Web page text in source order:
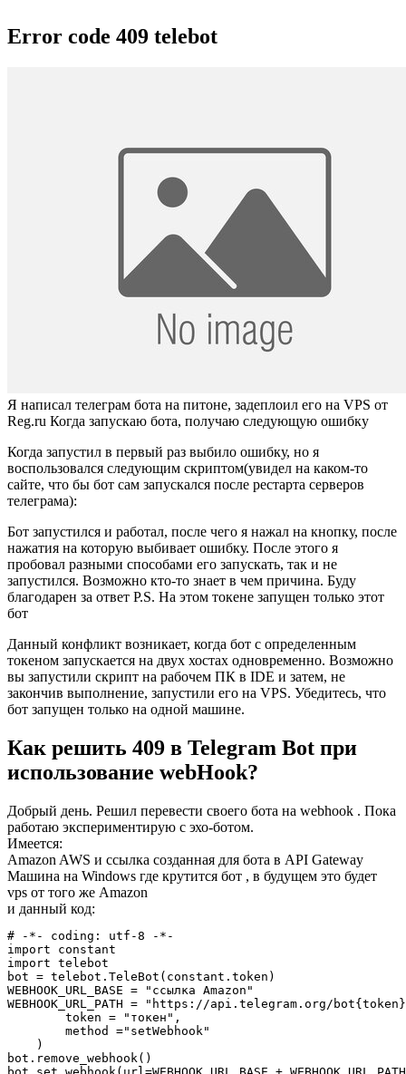
Error code 409 telebot
Я написал телеграм бота на питоне, задеплоил его на VPS от
Reg.ru Когда запускаю бота, получаю следующую ошибку
Когда запустил в первый раз выбило ошибку, но я
воспользовался следующим скриптом(увидел на каком-то
сайте, что бы бот сам запускался после рестарта серверов
телеграма):
Бот запустился и работал, после чего я нажал на кнопку, после
нажатия на которую выбивает ошибку. После этого я
пробовал разными способами его запускать, так и не
запустился. Возможно кто-то знает в чем причина. Буду
благодарен за ответ P.S. На этом токене запущен только этот
бот
Данный конфликт возникает, когда бот с определенным
токеном запускается на двух хостах одновременно. Возможно
вы запустили скрипт на рабочем ПК в IDE и затем, не
закончив выполнение, запустили его на VPS. Убедитесь, что
бот запущен только на одной машине.
Как решить 409 в Telegram Bot при
использование webHook?
Добрый день. Решил перевести своего бота на webhook . Пока
работаю экспериментирую с эхо-ботом.
Имеется:
Amazon AWS и ссылка созданная для бота в API Gateway
Машина на Windows где крутится бот , в будущем это будет
vps от того же Amazon
и данный код:
# -*- coding: utf-8 -*-
import
import telebot
bot = telebot.TeleBot(constant.token)
WEBHOOK_URL_BASE =
"ссылка Amazon"
WEBHOOK_URL_PATH =
"https://api.telegram.org/
        token =
"токен" ,
        method =
"setWebhook"
    )
bot.remove_webhook()